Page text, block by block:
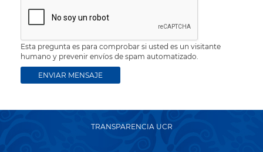
Esta pregunta es para comprobar si usted es un visitante
humano y prevenir envíos de spam automatizado.
TRANSPARENCIA UCR